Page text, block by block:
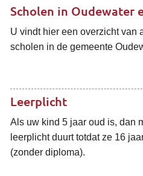
Scholen in Oudewater
U vindt hier een overzicht van
scholen in de gemeente
Leerplicht
Als uw kind 5 jaar oud is, dan
leerplicht duurt totdat ze 16
(zonder diploma).